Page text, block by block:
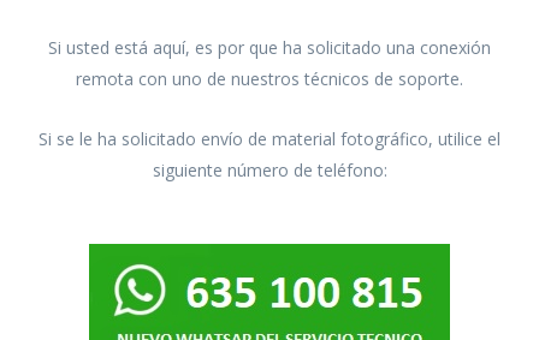
Si usted está aquí, es por que ha solicitado una conexión
remota con uno de nuestros técnicos de soporte.
Si se le ha solicitado envío de material fotográfico, utilice el
siguiente número de teléfono: